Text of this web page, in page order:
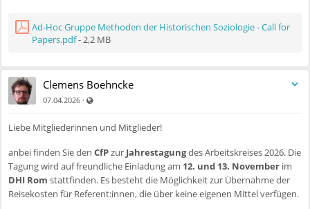
Ad-Hoc Gruppe Methoden der Historischen Soziologie - Call for
Papers.pdf- 2,2 MB
Clemens Boehncke
07.04.2026 ·
Liebe Mitgliederinnen und Mitglieder!
anbei finden Sie den CfPzur Jahrestagungdes Arbeitskreises 2026. Die
Tagung wird auf freundliche Einladung am 12. und 13. November im
DHI Rom stattfinden. Es besteht die Möglichkeit zur Übernahme der
Reisekosten für Referent:innen, die über keine eigenen Mittel verfügen.